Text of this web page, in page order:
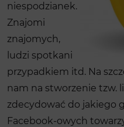
niespodzianek.
Znajomi
znajomych,
ludzi spotkani
przypadkiem itd. Na
nam na stworzenie tzw.
zdecydować do jakiego
Facebook-owych